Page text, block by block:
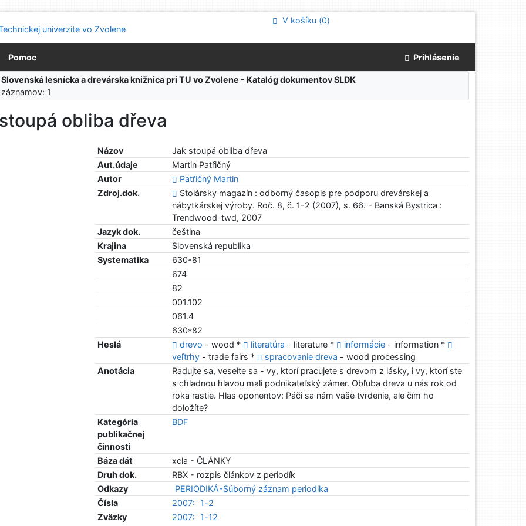
V košíku (0)
Pomoc Prihlásenie
Slovenská lesnícka a drevárska knižnica pri TU vo Zvolene - Katalóg dokumentov SLDK
1
obliba dřeva
Názov
Jak stoupá obliba dřeva
Aut.údaje
Martin Patřičný
Autor
Patřičný Martin
Zdroj.dok.
Stolársky magazín : odborný časopis pre podporu drevárskej a
nábytkárskej výroby. Roč. 8, č. 1-2 (2007), s. 66. - Banská Bystrica :
Trendwood-twd, 2007
Jazyk dok.
čeština
Krajina
Slovenská republika
Systematika
630*81
674
82
001.102
061.4
630*82
Heslá
drevo - wood * literatúra - literature * informácie - information *
veľtrhy - trade fairs * spracovanie dreva - wood processing
Anotácia
Radujte sa, veselte sa - vy, ktorí pracujete s drevom z lásky, i vy, ktorí ste
s chladnou hlavou mali podnikateľský zámer. Obľuba dreva u nás rok od
roka rastie. Hlas oponentov: Páči sa nám vaše tvrdenie, ale čím ho
doložíte?
Kategória
publikačnej
činnosti
BDF
Báza dát
xcla - ČLÁNKY
Druh dok.
RBX - rozpis článkov z periodík
Odkazy
PERIODIKÁ-Súborný záznam periodika
Čísla
2007:
1-2
Zväzky
2007: 1-12